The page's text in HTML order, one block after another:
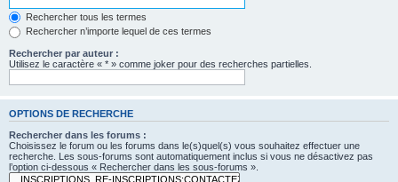
Rechercher tous les termes
Rechercher n’importe lequel de ces termes
Rechercher par auteur :
Utilisez le caractère « * » comme joker pour des recherches partielles.
OPTIONS DE RECHERCHE
Rechercher dans les forums :
Choisissez le forum ou les forums dans le(s)quel(s) vous souhaitez effectuer une
recherche. Les sous-forums sont automatiquement inclus si vous ne désactivez pas
l’option ci-dessous « Rechercher dans les sous-forums ».